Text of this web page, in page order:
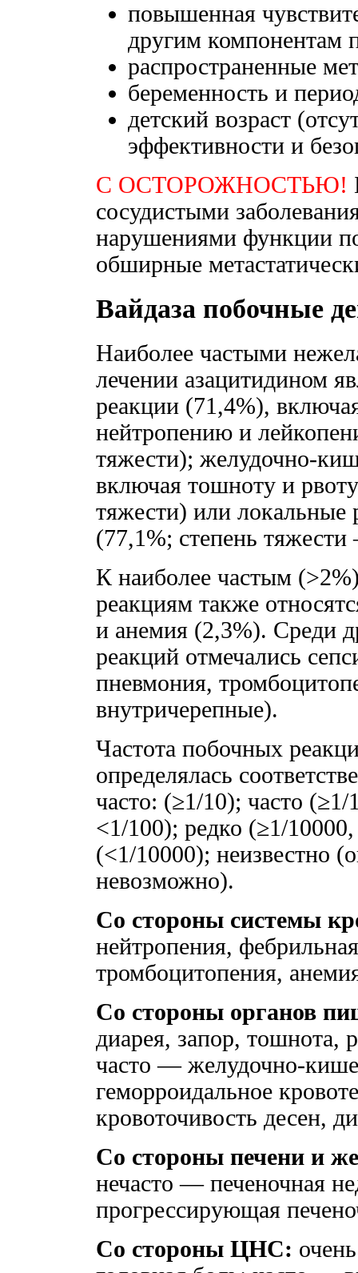
повышенная
другим компонентам
распространенные
беременность и
детский возраст
эффективности и
С ОСТОРОЖНОСТЬЮ!
сосудистыми
нарушениями функции
обширные
Вайдаза побочные
Наиболее частыми
лечении азацитидином
реакции (71,4%),
нейтропению и
тяжести); желудочно-
включая тошноту и
тяжести) или локальные
(77,1%; степень
К наиболее частым
реакциям также
и анемия (2,3%). Среди
реакций отмечались
пневмония,
внутричерепные).
Частота побочных
определялась
часто: (≥1/10); часто
<1/100); редко (≥1/
(<1/10000); неизвестно
невозможно).
Со стороны системы
нейтропения,
тромбоцитопения,
Со стороны органов
диарея, запор, тошнота,
часто — желудочно-
геморроидальное
кровоточивость десен,
Со стороны печени и
нечасто — печеночная
прогрессирующая
Со стороны ЦНС: